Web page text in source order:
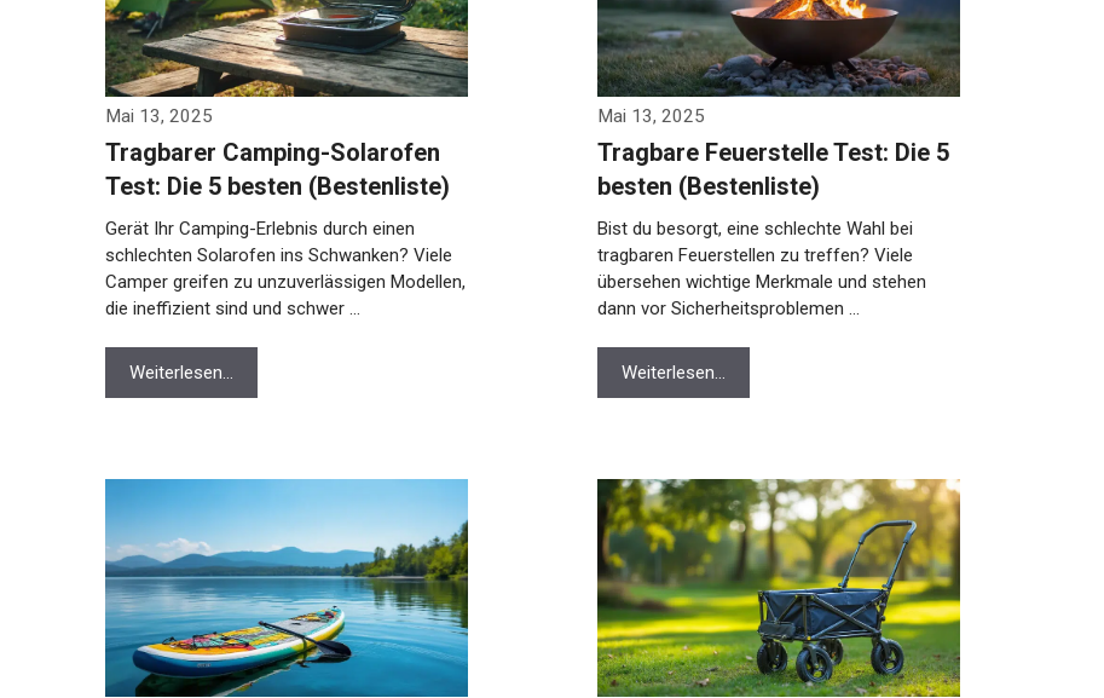
Mai 13, 2025
Tragbarer Camping-Solarofen
Test: Die 5 besten (Bestenliste)
Gerät Ihr Camping-Erlebnis durch einen
schlechten Solarofen ins Schwanken? Viele
Camper greifen zu unzuverlässigen Modellen,
die ineffizient sind und schwer …
Weiterlesen…
Mai 13, 2025
Tragbare Feuerstelle Test: Die 5
besten (Bestenliste)
Bist du besorgt, eine schlechte Wahl bei
tragbaren Feuerstellen zu treffen? Viele
übersehen wichtige Merkmale und stehen
dann vor Sicherheitsproblemen …
Weiterlesen…